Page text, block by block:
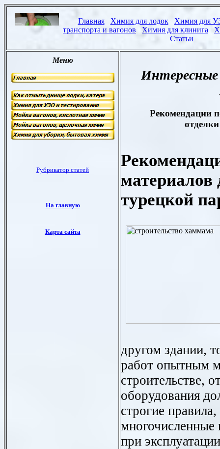
Рекомендации
материалов
турецкой
другом здании,
работ опытным
строительстве,
оборудования
строгие
при